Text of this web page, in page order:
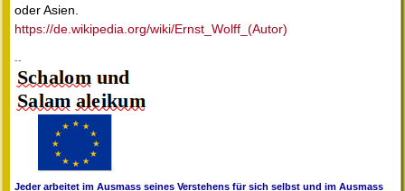
oder Asien.
https://de.wikipedia.org/wiki/Ernst_Wolff_(Autor)
--
Jeder arbeitet im Ausmass seines Verstehens für sich selbst und im Ausmass